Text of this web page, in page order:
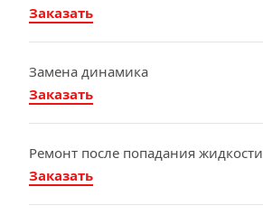
Заказать
Замена динамика
Заказать
Ремонт после попадания жидкости
Заказать